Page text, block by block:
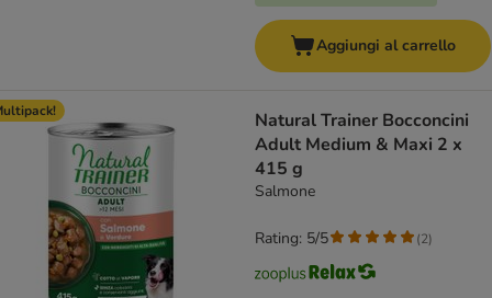
Aggiungi al carrello
Natural Trainer Bocconcini
Adult Medium & Maxi 2 x
415 g
Salmone
Rating: 5/5 (2)